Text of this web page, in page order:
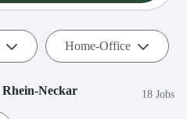
Home-Office
Rhein-Neckar 18 Jobs